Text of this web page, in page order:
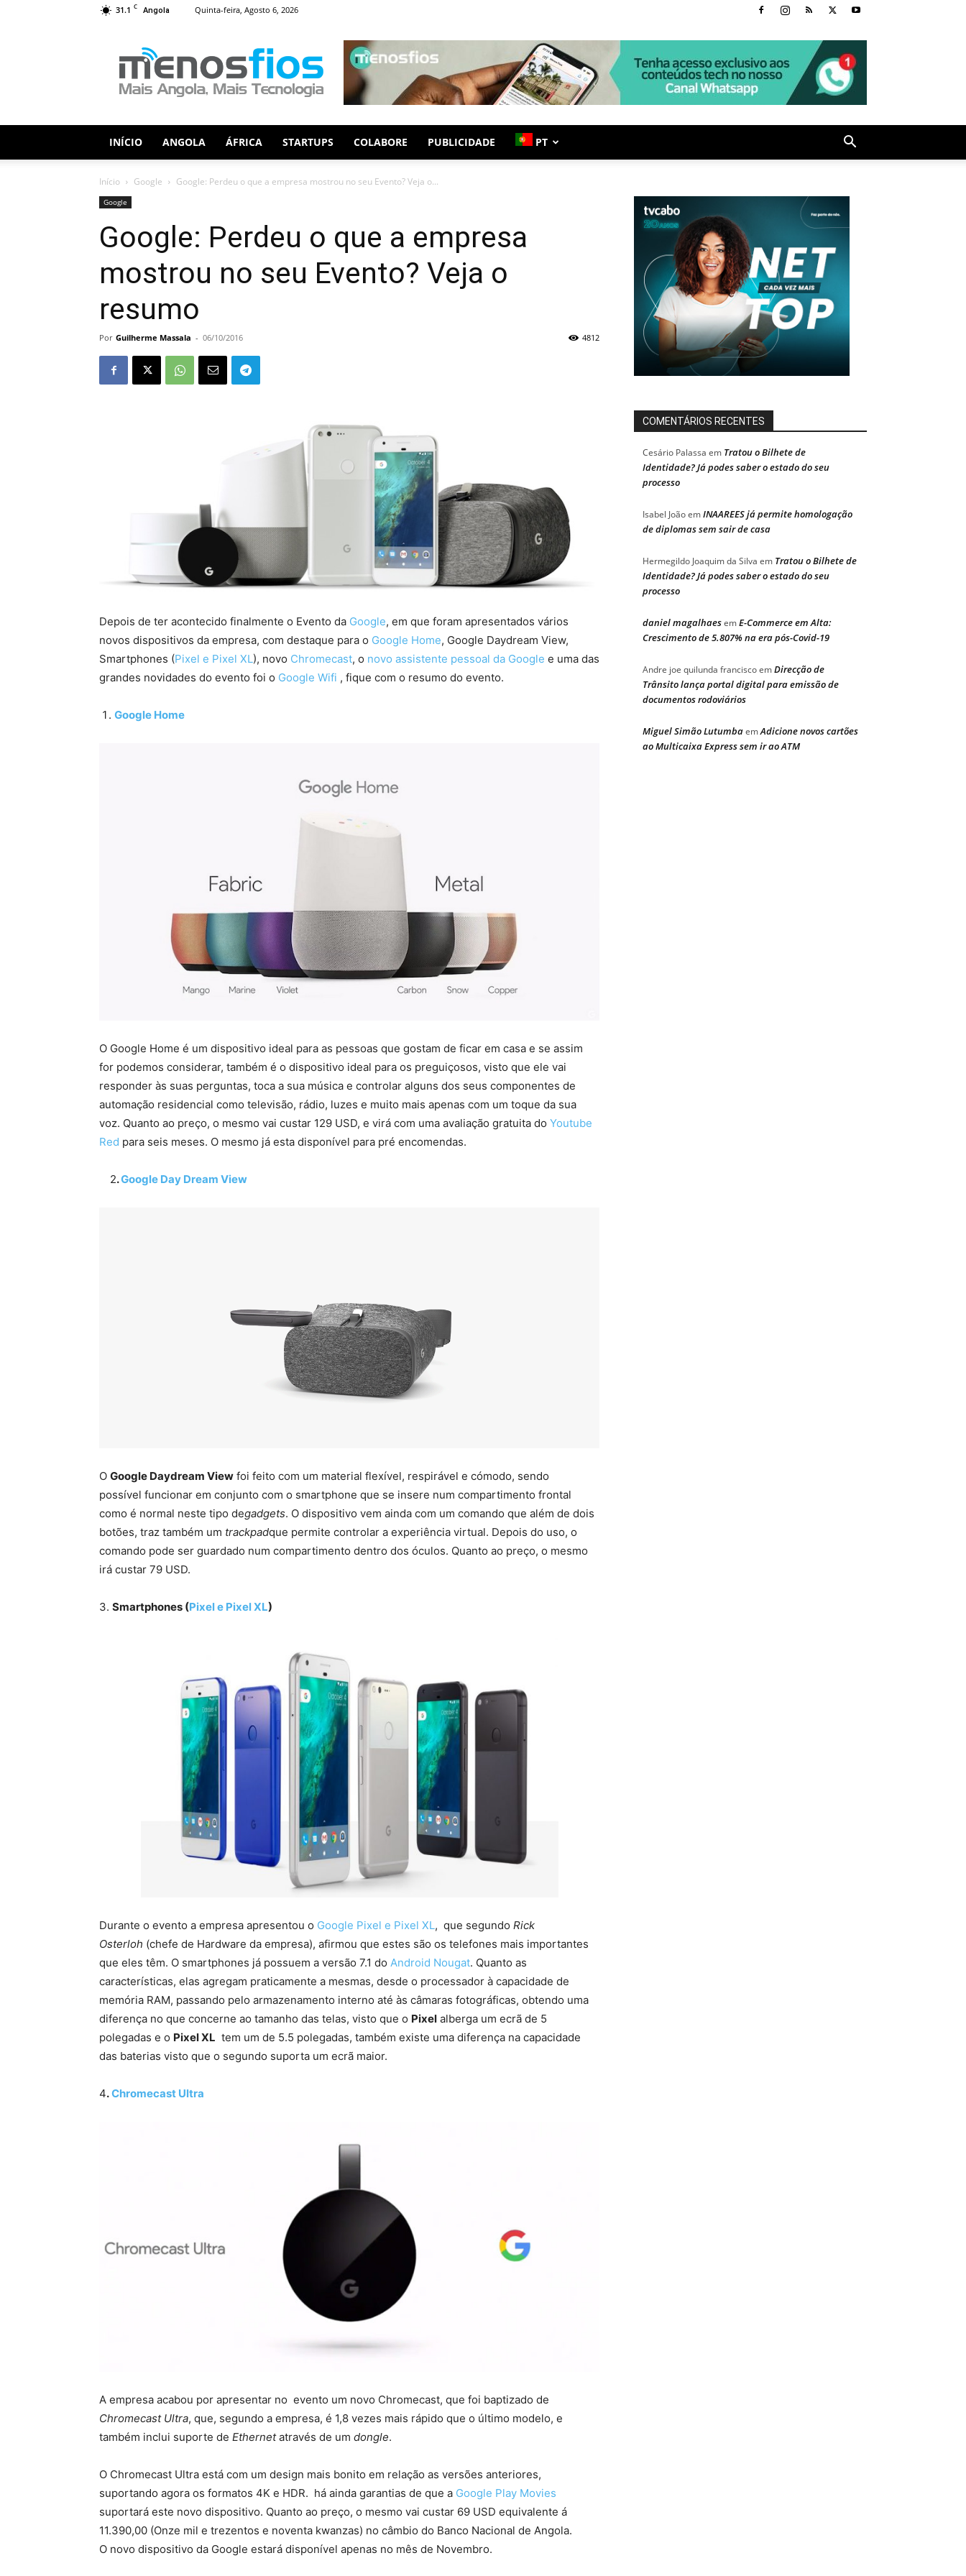
31.1 C Angola Quinta-feira, Agosto 6, 2026
Fios
INÍCIO ANGOLA ÁFRICA STARTUPS COLABORE PUBLICIDADE PT
Início Google Google: Perdeu o que a empresa mostrou no seu Evento? Veja o...
Google
Google: Perdeu o que a empresa
mostrou no seu Evento? Veja o
resumo
Por Guilherme Massala - 06/10/2016 4812
Depois de ter acontecido finalmente o Evento da Google, em que foram apresentados vários
novos dispositivos da empresa, com destaque para o Google Home, Google Daydream View,
Smartphones (Pixel e Pixel XL), novo Chromecast, o novo assistente pessoal da Google e uma das
grandes novidades do evento foi o Google Wifi , fique com o resumo do evento.
Google Home
O Google Home é um dispositivo ideal para as pessoas que gostam de ficar em casa e se assim
for podemos considerar, também é o dispositivo ideal para os preguiçosos, visto que ele vai
responder às suas perguntas, toca a sua música e controlar alguns dos seus componentes de
automação residencial como televisão, rádio, luzes e muito mais apenas com um toque da sua
voz. Quanto ao preço, o mesmo vai custar 129 USD, e virá com uma avaliação gratuita do Youtube
Red para seis meses. O mesmo já esta disponível para pré encomendas.
2.Google Day Dream View
O Google Daydream View foi feito com um material flexível, respirável e cómodo, sendo
possível funcionar em conjunto com o smartphone que se insere num compartimento frontal
como é normal neste tipo degadgets. O dispositivo vem ainda com um comando que além de dois
botões, traz também um trackpadque permite controlar a experiência virtual. Depois do uso, o
comando pode ser guardado num compartimento dentro dos óculos. Quanto ao preço, o mesmo
irá custar 79 USD.
3. Smartphones (Pixel e Pixel XL)
Durante o evento a empresa apresentou o Google Pixel e Pixel XL, que segundo Rick
Osterloh (chefe de Hardware da empresa), afirmou que estes são os telefones mais importantes
que eles têm. O smartphones já possuem a versão 7.1 do Android Nougat. Quanto as
características, elas agregam praticamente a mesmas, desde o processador à capacidade de
memória RAM, passando pelo armazenamento interno até às câmaras fotográficas, obtendo uma
diferença no que concerne ao tamanho das telas, visto que o Pixel alberga um ecrã de 5
polegadas e o Pixel XL tem um de 5.5 polegadas, também existe uma diferença na capacidade
das baterias visto que o segundo suporta um ecrã maior.
4.Chromecast Ultra
A empresa acabou por apresentar no evento um novo Chromecast, que foi baptizado de
Chromecast Ultra, que, segundo a empresa, é 1,8 vezes mais rápido que o último modelo, e
também inclui suporte de Ethernetatravés de um dongle.
O Chromecast Ultra está com um design mais bonito em relação as versões anteriores,
suportando agora os formatos 4K e HDR. há ainda garantias de que a Google Play Movies
suportará este novo dispositivo. Quanto ao preço, o mesmo vai custar 69 USD equivalente á
11.390,00 (Onze mil e trezentos e noventa kwanzas) no câmbio do Banco Nacional de Angola.
O novo dispositivo da Google estará disponível apenas no mês de Novembro.
COMENTÁRIOS RECENTES
Cesário Palassa em Tratou o Bilhete de
Identidade? Já podes saber o estado do seu
processo
Isabel JoãoemINAAREES já permite homologação
de diplomas sem sair de casa
Hermegildo Joaquim da Silva em Tratou o Bilhete de
Identidade? Já podes saber o estado do seu
processo
daniel magalhaesemE-Commerce em Alta:
Crescimento de 5.807% na era pós-Covid-19
Andre joe quilunda franciscoemDirecção de
Trânsito lança portal digital para emissão de
documentos rodoviários
Miguel Simão LutumbaemAdicione novos cartões
ao Multicaixa Express sem ir ao ATM